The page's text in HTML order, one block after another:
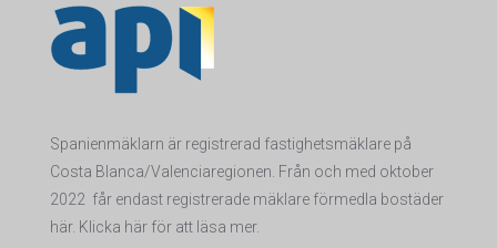
Spanienmäklarn är registrerad fastighetsmäklare på
Costa Blanca/Valenciaregionen. Från och med oktober
2022 får endast registrerade mäklare förmedla bostäder
här. Klicka här för att läsa mer.